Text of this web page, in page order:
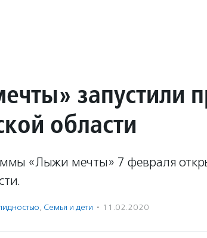
запустили
области
«Лыжи мечты» 7 февраля
, Семья и дети · 11.02.2020